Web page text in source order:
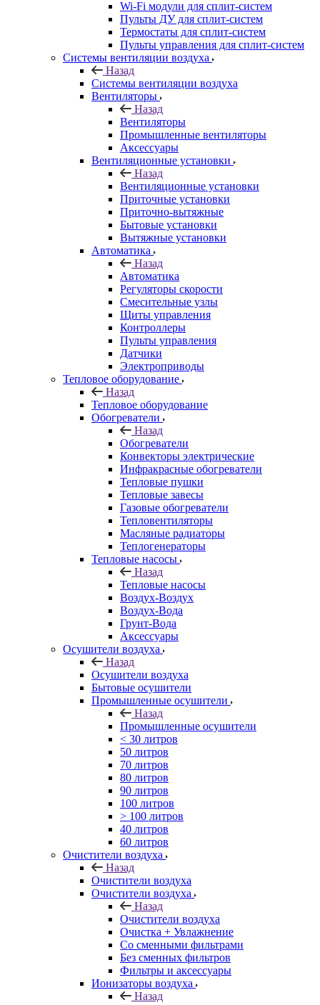
Wi-Fi модули для сплит-систем
Пульты ДУ для сплит-систем
Термостаты для сплит-систем
Пульты управления для сплит-систем
Системы вентиляции воздуха
Назад
Системы вентиляции воздуха
Вентиляторы
Назад
Вентиляторы
Промышленные вентиляторы
Аксессуары
Вентиляционные установки
Назад
Вентиляционные установки
Приточные установки
Приточно-вытяжные
Бытовые установки
Вытяжные установки
Автоматика
Назад
Автоматика
Регуляторы скорости
Смесительные узлы
Щиты управления
Контроллеры
Пульты управления
Датчики
Электроприводы
Тепловое оборудование
Назад
Тепловое оборудование
Обогреватели
Назад
Обогреватели
Конвекторы электрические
Инфракрасные обогреватели
Тепловые пушки
Тепловые завесы
Газовые обогреватели
Тепловентиляторы
Масляные радиаторы
Теплогенераторы
Тепловые насосы
Назад
Тепловые насосы
Воздух-Воздух
Воздух-Вода
Грунт-Вода
Аксессуары
Осушители воздуха
Назад
Осушители воздуха
Бытовые осушители
Промышленные осушители
Назад
Промышленные осушители
< 30 литров
50 литров
70 литров
80 литров
90 литров
100 литров
> 100 литров
40 литров
60 литров
Очистители воздуха
Назад
Очистители воздуха
Очистители воздуха
Назад
Очистители воздуха
Очистка + Увлажнение
Cо сменными фильтрами
Без сменных фильтров
Фильтры и аксессуары
Ионизаторы воздуха
Назад